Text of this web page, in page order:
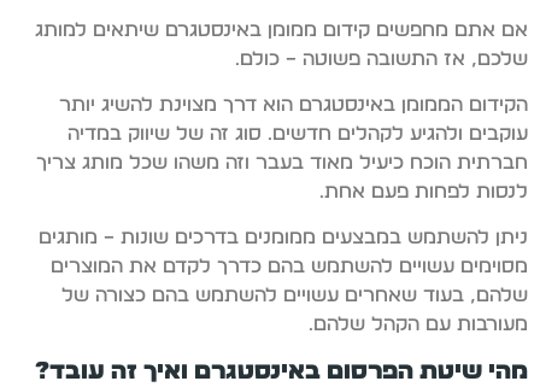
אם אתם מחפשים קידום ממומן באינסטגרם שיתאים למותג
שלכם, אז התשובה פשוטה – כולם.
הקידום הממומן באינסטגרם הוא דרך מצוינת להשיג יותר
עוקבים ולהגיע לקהלים חדשים. סוג זה של שיווק במדיה
חברתית הוכח כיעיל מאוד בעבר וזה משהו שכל מותג צריך
לנסות לפחות פעם אחת.
ניתן להשתמש במבצעים ממומנים בדרכים שונות – מותגים
מסוימים עשויים להשתמש בהם כדרך לקדם את המוצרים
שלהם, בעוד שאחרים עשויים להשתמש בהם כצורה של
מעורבות עם הקהל שלהם.
מהי שיטת הפרסום באינסטגרם ואיך זה עובד?